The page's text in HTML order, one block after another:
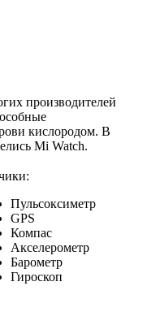
производителей
кислородом. В
Mi Watch.
Пульсоксиметр
GPS
Компас
Акселерометр
Барометр
Гироскоп